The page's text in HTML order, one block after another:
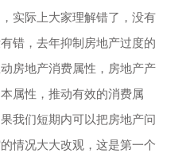
实际上大家理解错了，没有
错，去年抑制房地产过度的
房地产消费属性，房地产产
属性，推动有效的消费属
我们短期内可以把房地产问
情况大大改观，这是第一个